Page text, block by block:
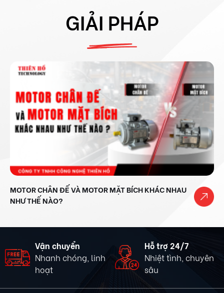
GIẢI PHÁP
MẶT BÍCH KHÁC NHAU
MUA BIẾN TẦN VÀ NHỮNG
ĐỂ ĐẦU TƯ HIỆU QUẢ
Hỗ trợ 24/7
Nhiệt tình, chuyên
sâu
Thanh toán
Tiện lợi, nhanh
chóng